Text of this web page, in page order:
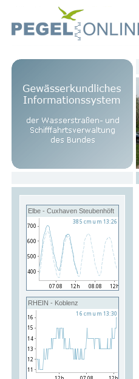
Elbe - Cuxhaven Steubenhöft
RHEIN - Koblenz